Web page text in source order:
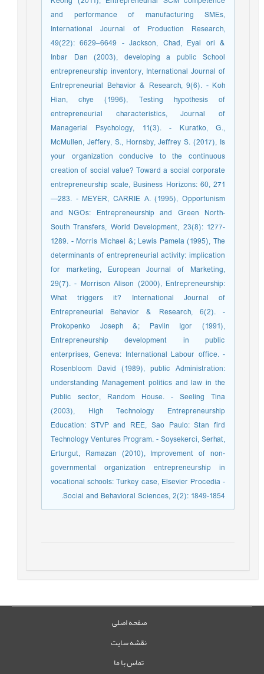
and performance of manufacturing SMEs,
International Journal of Production Research,
49(22): 6629–6649 - Jackson, Chad, Eyal ori &
Inbar Dan (2003), developing a public School
entrepreneurship inventory, International Journal of
Entrepreneurial Behavior & Research, 9(6). - Koh
Hian, chye (1996), Testing hypothesis of
entrepreneurial characteristics, Journal of
Managerial Psychology, 11(3). - Kuratko, G.,
McMullen, Jeffery, S., Hornsby, Jeffrey S. (2017), Is
your organization conducive to the continuous
creation of social value? Toward a social corporate
entrepreneurship scale, Business Horizons: 60, 271
—283. - MEYER, CARRIE A. (1995), Opportunism
and NGOs: Entrepreneurship and Green North-
South Transfers, World Development, 23(8): 1277-
1289. - Morris Michael &; Lewis Pamela (1995), The
determinants of entrepreneurial activity: implication
for marketing, European Journal of Marketing,
29(7). - Morrison Alison (2000), Entrepreneurship:
What triggers it? International Journal of
Entrepreneurial Behavior & Research, 6(2). -
Prokopenko Joseph &; Pavlin Igor (1991),
Entrepreneurship development in public
enterprises, Geneva: International Labour office. -
Rosenbloom David (1989), public Administration:
understanding Management politics and law in the
Public sector, Random House. - Seeling Tina
(2003), High Technology Entrepreneurship
Education: STVP and REE, Sao Paulo: Stan fird
Technology Ventures Program. - Soysekerci, Serhat,
Erturgut, Ramazan (2010), Improvement of non-
governmental organization entrepreneurship in
vocational schools: Turkey case, Elsevier Procedia -
Social and Behavioral Sciences, 2(2): 1849-1854.
صفحه اصلی
نقشه سایت
تماس با ما